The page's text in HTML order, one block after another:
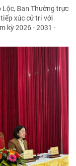
Ban Thường trực
xúc cử tri với
kỳ 2026 - 2031 -